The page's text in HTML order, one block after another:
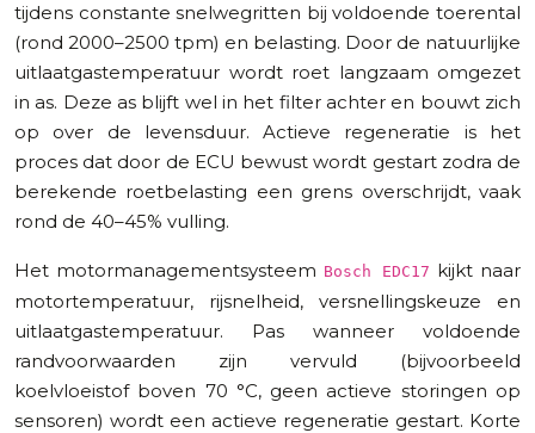
tijdens constante snelwegritten bij voldoende toerental
(rond 2000–2500 tpm) en belasting. Door de natuurlijke
uitlaatgastemperatuur wordt roet langzaam omgezet
in as. Deze as blijft wel in het filter achter en bouwt zich
op over de levensduur. Actieve regeneratie is het
proces dat door de ECU bewust wordt gestart zodra de
berekende roetbelasting een grens overschrijdt, vaak
rond de 40–45% vulling.
Het motormanagementsysteem Bosch EDC17 kijkt naar
motortemperatuur, rijsnelheid, versnellingskeuze en
uitlaatgastemperatuur. Pas wanneer voldoende
randvoorwaarden zijn vervuld (bijvoorbeeld
koelvloeistof boven 70 °C, geen actieve storingen op
sensoren) wordt een actieve regeneratie gestart. Korte